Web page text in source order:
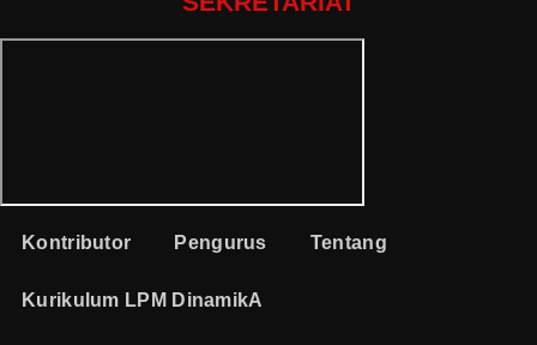
Kontributor Pengurus Tentang
Kurikulum LPM DinamikA